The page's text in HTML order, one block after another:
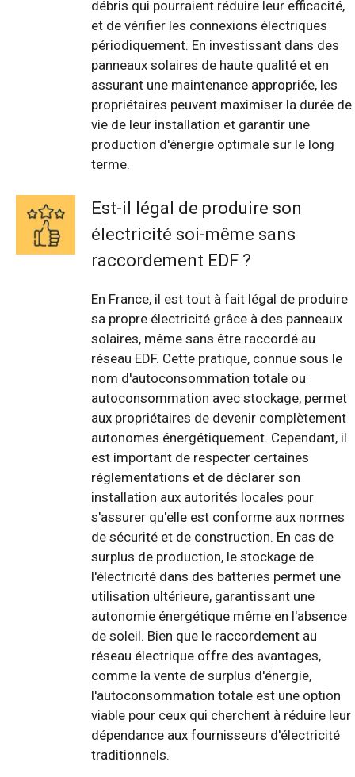
débris qui pourraient réduire leur efficacité,
et de vérifier les connexions électriques
périodiquement. En investissant dans des
panneaux solaires de haute qualité et en
assurant une maintenance appropriée, les
propriétaires peuvent maximiser la durée de
vie de leur installation et garantir une
production d'énergie optimale sur le long
terme.
Est-il légal de produire son
électricité soi-même sans
raccordement EDF ?
En France, il est tout à fait légal de produire
sa propre électricité grâce à des panneaux
solaires, même sans être raccordé au
réseau EDF. Cette pratique, connue sous le
nom d'autoconsommation totale ou
autoconsommation avec stockage, permet
aux propriétaires de devenir complètement
autonomes énergétiquement. Cependant, il
est important de respecter certaines
réglementations et de déclarer son
installation aux autorités locales pour
s'assurer qu'elle est conforme aux normes
de sécurité et de construction. En cas de
surplus de production, le stockage de
l'électricité dans des batteries permet une
utilisation ultérieure, garantissant une
autonomie énergétique même en l'absence
de soleil. Bien que le raccordement au
réseau électrique offre des avantages,
comme la vente de surplus d'énergie,
l'autoconsommation totale est une option
viable pour ceux qui cherchent à réduire leur
dépendance aux fournisseurs d'électricité
traditionnels.